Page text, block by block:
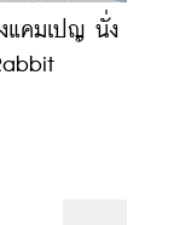
แคมเปญ นั่ง